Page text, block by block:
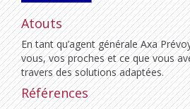
Atouts
En tant qu’agent générale Axa
vous, vos proches et ce que vous
travers des solutions adaptées.
Références